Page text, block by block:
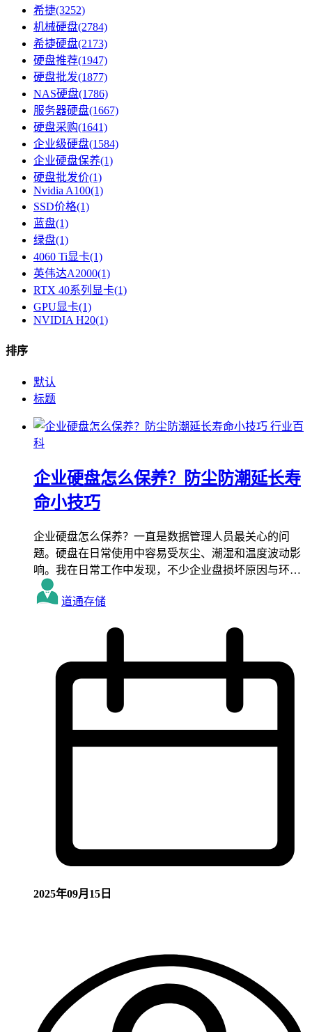
希捷(3252)
机械硬盘(2784)
希捷硬盘(2173)
硬盘推荐(1947)
硬盘批发(1877)
NAS硬盘(1786)
服务器硬盘(1667)
硬盘采购(1641)
企业级硬盘(1584)
企业硬盘保养(1)
硬盘批发价(1)
Nvidia A100(1)
SSD价格(1)
蓝盘(1)
绿盘(1)
4060 Ti显卡(1)
英伟达A2000(1)
RTX 40系列显卡​(1)
GPU显卡​(1)
NVIDIA H20(1)
排序
默认
标题
行业百
科
企业硬盘怎么保养？防尘防潮延长寿
命小技巧
企业硬盘怎么保养？一直是数据管理人员最关心的问
题。硬盘在日常使用中容易受灰尘、潮湿和温度波动影
响。我在日常工作中发现，不少企业盘损坏原因与环…
道通存储
2025年09月15日